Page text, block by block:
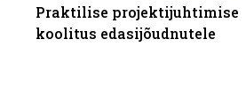
Praktilise projektijuhtimise
koolitus edasijõudnutele